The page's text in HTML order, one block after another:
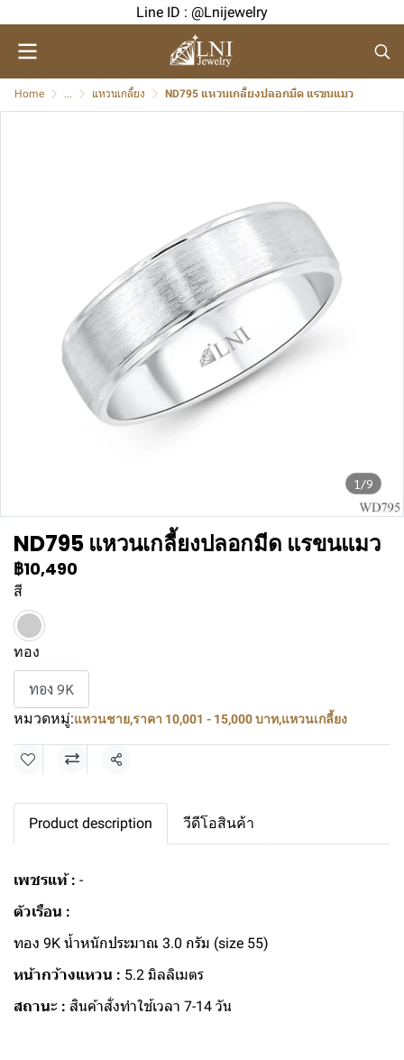
Line ID : @Lnijewelry
Home ... แหวนเกลี้ยง ND795 แหวนเกลี้ยงปลอกมีด แรขนแมว
1/9
ND795 แหวนเกลี้ยงปลอกมีด แรขนแมว
฿10,490
สี
ทอง
ทอง 9K
หมวดหมู่:แหวนชาย,ราคา 10,001 - 15,000 บาท,แหวนเกลี้ยง
แชร์
Product description วีดีโอสินค้า
เพชรแท้ : -
ตัวเรือน :
ทอง 9K น้ำหนักประมาณ 3.0 กรัม (size 55)
หน้ากว้างแหวน : 5.2 มิลลิเมตร
สถานะ : สินค้าสั่งทำใช้เวลา 7-14 วัน